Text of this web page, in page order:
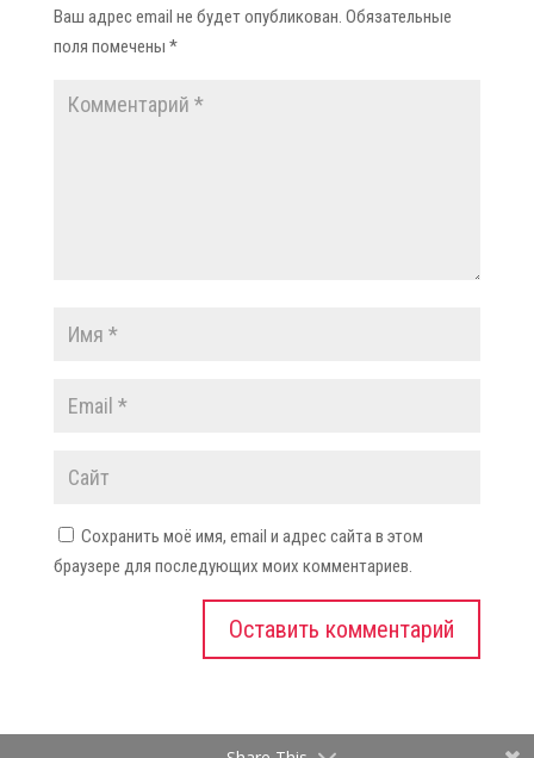
Ваш адрес email не будет опубликован. Обязательные
поля помечены *
Сохранить моё имя, email и адрес сайта в этом
браузере для последующих моих комментариев.